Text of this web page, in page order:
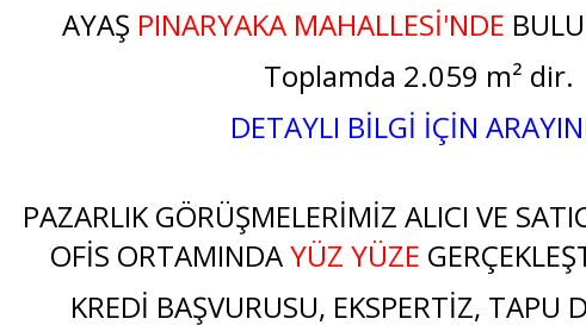
AYAŞ PINARYAKA MAHALLESİ'NDE
Toplamda 2.059 m² dir.
DETAYLI BİLGİ İÇİN
PAZARLIK GÖRÜŞMELERİMİZ ALICI VE
OFİS ORTAMINDAYÜZ YÜZE
KREDİ BAŞVURUSU, EKSPERTİZ, TAPU